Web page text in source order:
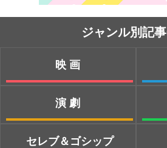
ジャンル別記
映画
演劇
セレブ＆ゴシップ